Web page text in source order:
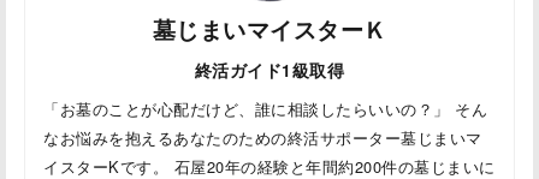
墓じまいマイスターＫ
終活ガイド1級取得
「お墓のことが心配だけど、誰に相談したらいいの？」 そん
なお悩みを抱えるあなたのための終活サポーター墓じまいマ
イスターKです。 石屋20年の経験と年間約200件の墓じまいに